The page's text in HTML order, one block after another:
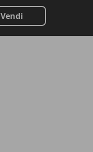
Vendi